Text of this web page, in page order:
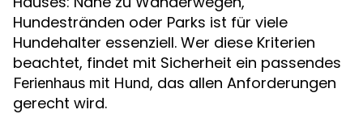
Hundestränden oder Parks ist für viele
Hundehalter essenziell. Wer diese Kriterien
beachtet, findet mit Sicherheit ein passendes
Ferienhaus mit Hund, das allen Anforderungen
gerecht wird.